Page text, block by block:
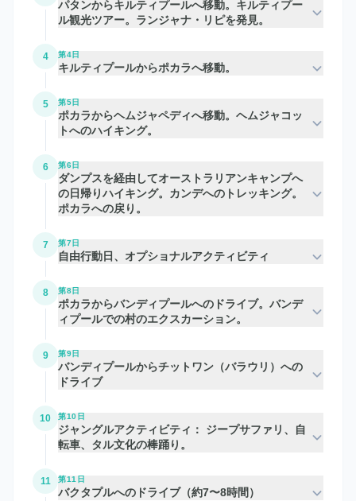
パタンからキルティプールへ移動。キルティプー
ル観光ツアー。ランジャナ・リピを発見。
4 第4日
キルティプールからポカラへ移動。
5 第5日
ポカラからヘムジャペディへ移動。ヘムジャコッ
トへのハイキング。
6 第6日
ダンプスを経由してオーストラリアンキャンプへ
の日帰りハイキング。カンデへのトレッキング。
ポカラへの戻り。
7 第7日
自由行動日、オプショナルアクティビティ
8 第8日
ポカラからバンディプールへのドライブ。バンデ
ィプールでの村のエクスカーション。
9 第9日
バンディプールからチットワン（バラウリ）への
ドライブ
10 第10日
ジャングルアクティビティ： ジープサファリ、自
転車、タル文化の棒踊り。
11 第11日
バクタプルへのドライブ（約7〜8時間）